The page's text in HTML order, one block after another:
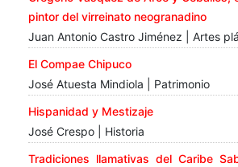
pintor del virreinato neogranadino
Juan Antonio Castro Jiménez | Artes
El Compae Chipuco
José Atuesta Mindiola | Patrimonio
Hispanidad y Mestizaje
José Crespo | Historia
Tradiciones llamativas del Caribe